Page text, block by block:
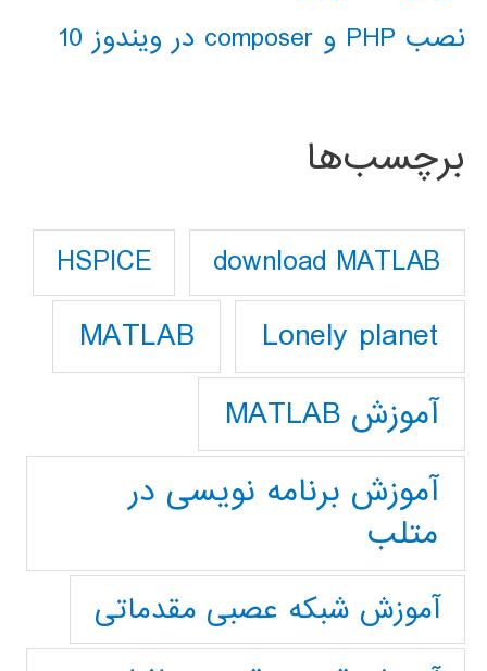
نصب PHP و composer در ویندوز 10
برچسب‌ها
download MATLAB
HSPICE
Lonely planet
MATLAB
آموزش MATLAB
آموزش برنامه نویسی در
متلب
آموزش شبکه عصبی مقدماتی